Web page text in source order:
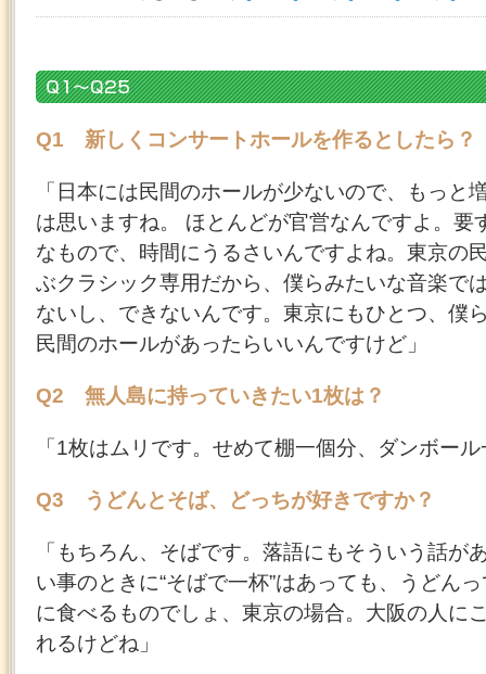
Q1 新しくコンサートホールを作るとしたら？
「日本には民間のホールが少ないので、もっと
は思いますね。 ほとんどが官営なんですよ。要
なもので、時間にうるさいんですよね。東京の
ぶクラシック専用だから、僕らみたいな音楽で
ないし、できないんです。東京にもひとつ、僕
民間のホールがあったらいいんですけど」
Q2 無人島に持っていきたい1枚は？
「1枚はムリです。せめて棚一個分、ダンボー
Q3 うどんとそば、どっちが好きですか？
「もちろん、そばです。落語にもそういう話が
い事のときに“そばで一杯”はあっても、うどん
に食べるものでしょ、東京の場合。大阪の人に
れるけどね」